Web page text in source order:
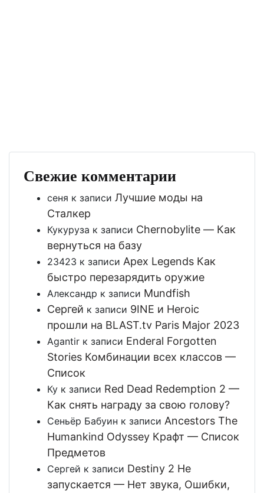
Свежие комментарии
сеня к записи Лучшие моды на
Сталкер
Кукуруза к записи Chernobylite — Как
вернуться на базу
23423 к записи Apex Legends Как
быстро перезарядить оружие
Александр к записи Mundfish
Сергей к записи 9INE и Heroic
прошли на BLAST.tv Paris Major 2023
Agantir к записи Enderal Forgotten
Stories Комбинации всех классов —
Список
Ку к записи Red Dead Redemption 2 —
Как снять награду за свою голову?
Сеньёр Бабуин к записи Ancestors The
Humankind Odyssey Крафт — Список
Предметов
Сергей к записи Destiny 2 Не
запускается — Нет звука, Ошибки,